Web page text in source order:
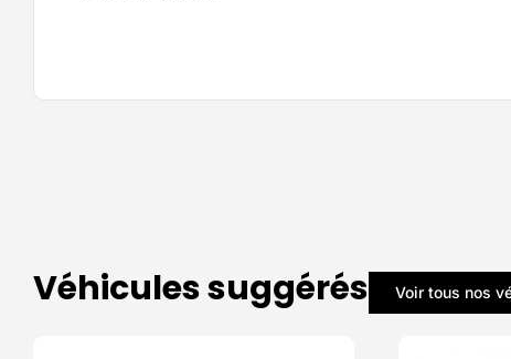
Véhicules suggérés Voir tous nos